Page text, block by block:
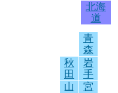
北海
道
青
森
秋
田
岩
手
山
宮